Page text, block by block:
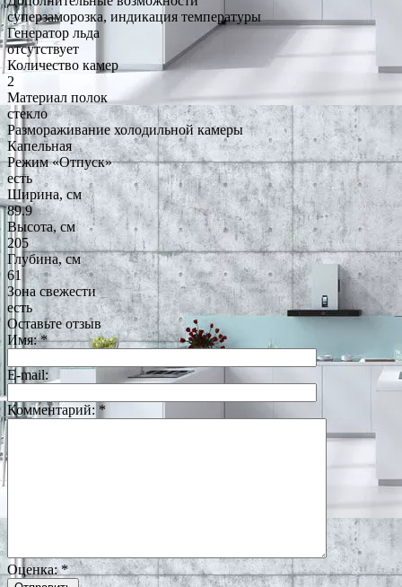
суперзаморозка, индикация температуры
Генератор льда
отсутствует
Количество камер
2
Материал полок
стекло
Размораживание холодильной камеры
Капельная
Режим «Отпуск»
есть
Ширина, см
89.9
Высота, см
205
Глубина, см
61
Зона свежести
есть
Оставьте отзыв
Имя:*
E-mail:
Комментарий: *
Оценка:*